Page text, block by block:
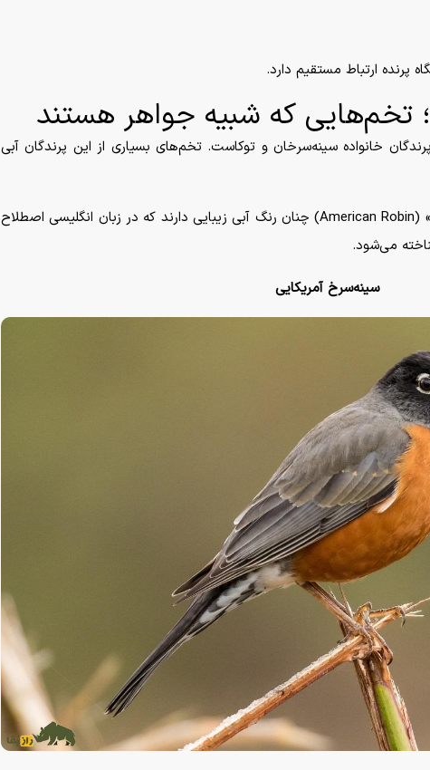
پرنده ارتباط مستقیم دارد.
تخم‌هایی که شبیه جواهر هستند
خانواده سینه‌سرخان و توکاست. تخم‌های بسیاری از این پرندگان آبی
برای مثال، تخم‌های «سینه‌سرخ آمریکایی» (American Robin) چنان رنگ آبی زیبایی دارند که در زبان انگلیسی اصطلاح
می‌شود.
سینه‌سرخ آمریکایی